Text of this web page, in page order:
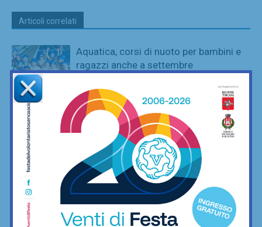
Articoli correlati
Nuoto
Aquatica, corsi di nuoto per bambini e
ragazzi anche a settembre
Calcio
Coppa Italia di Serie D, il Grassina
comincia il 23 agosto contro la
Lucchese
Calcio
Serie D, ecco i gironi 2026/27. Grassina
e San Donato Tavarnelle con tre
emiliane, una laziale e una umbra
Il Grassina vola in Serie D. E arrivano